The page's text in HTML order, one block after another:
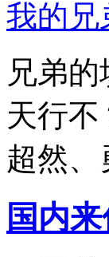
我的兄
兄弟
天行
超然
国内